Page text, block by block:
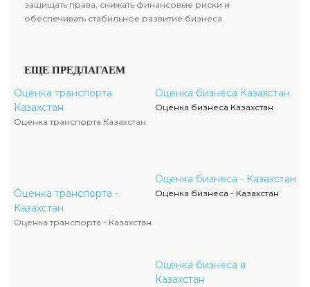
защищать права, снижать финансовые риски и
обеспечивать стабильное развитие бизнеса.
ЕЩЕ ПРЕДЛАГАЕМ
Оценка транспорта
Казахстан
Оценка транспорта Казахстан
Оценка транспорта -
Казахстан
Оценка транспорта - Казахстан
Оценка бизнеса Казахстан
Оценка бизнеса Казахстан
Оценка бизнеса - Казахстан
Оценка бизнеса - Казахстан
Оценка бизнеса в
Казахстан